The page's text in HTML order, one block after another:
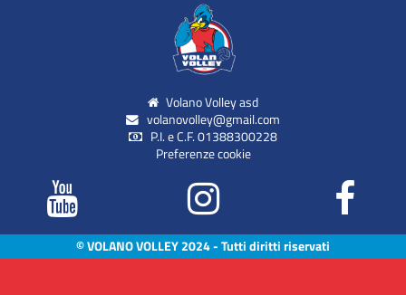
Volano Volley asd
volanovolley@gmail.com
P.I. e C.F. 01388300228
Preferenze cookie
© VOLANO VOLLEY 2024 - Tutti diritti riservati